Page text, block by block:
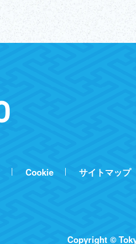
Cookie サイトマップ
Copyright ©